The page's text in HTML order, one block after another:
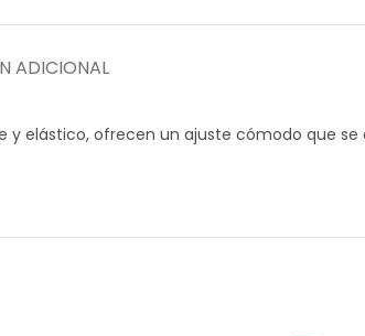
ADICIONAL
elástico, ofrecen un ajuste cómodo que se